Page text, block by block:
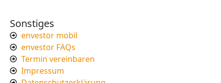
Sonstiges
envestor mobil
envestor FAQs
Termin vereinbaren
Impressum